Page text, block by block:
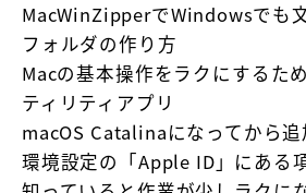
MacWinZipperでWindowsでも
フォルダの作り方
Macの基本操作をラクにするた
ティリティアプリ
macOS Catalinaになってから
環境設定の「Apple ID」にある